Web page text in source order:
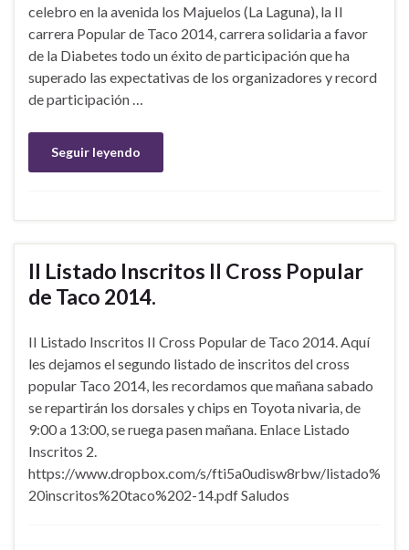
celebro en la avenida los Majuelos (La Laguna), la II
carrera Popular de Taco 2014, carrera solidaria a favor
de la Diabetes todo un éxito de participación que ha
superado las expectativas de los organizadores y record
de participación …
Seguir leyendo
II Listado Inscritos II Cross Popular
de Taco 2014.
II Listado Inscritos II Cross Popular de Taco 2014. Aquí
les dejamos el segundo listado de inscritos del cross
popular Taco 2014, les recordamos que mañana sabado
se repartirán los dorsales y chips en Toyota nivaria, de
9:00 a 13:00, se ruega pasen mañana. Enlace Listado
Inscritos 2.
https://www.dropbox.com/s/fti5a0udisw8rbw/listado%
20inscritos%20taco%202-14.pdf Saludos